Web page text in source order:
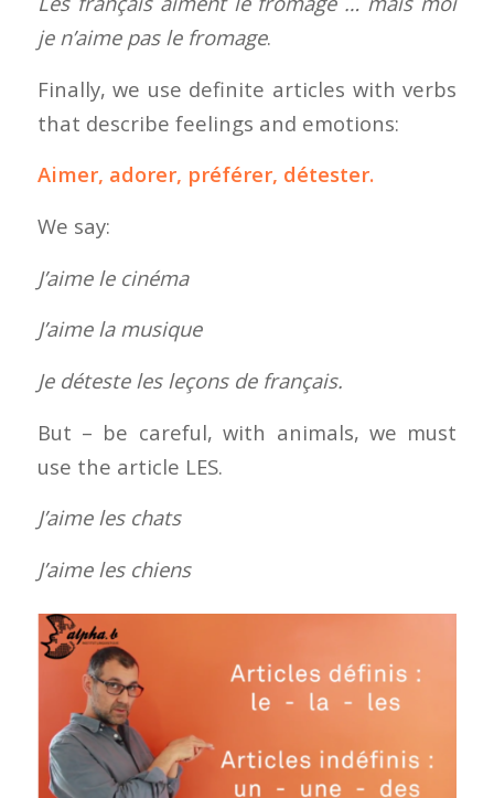
je n’aime pas le fromage.
Finally, we use definite articles with verbs
that describe feelings and emotions:
Aimer, adorer, préférer, détester.
We say:
J’aime le cinéma
J’aime la musique
Je déteste les leçons de français.
But – be careful, with animals, we must
use the article LES.
J’aime les chats
J’aime les chiens